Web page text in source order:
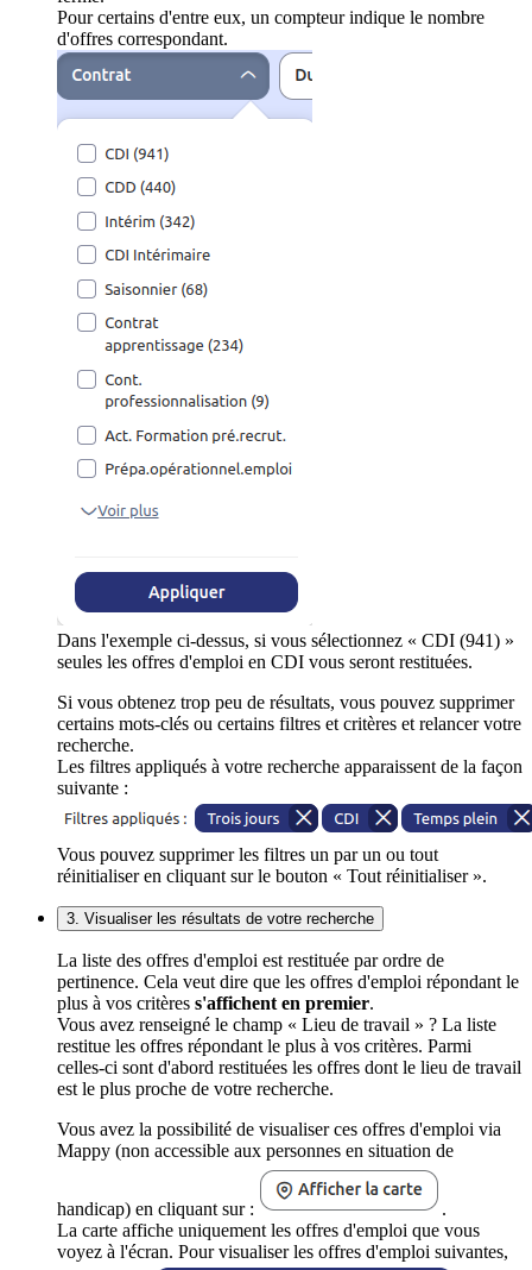
Pour certains d'entre eux, un compteur indique le nombre
d'offres correspondant.
Dans l'exemple ci-dessus, si vous sélectionnez « CDI (941) »
seules les offres d'emploi en CDI vous seront restituées.
Si vous obtenez trop peu de résultats, vous pouvez supprimer
certains mots-clés ou certains filtres et critères et relancer votre
recherche.
Les filtres appliqués à votre recherche apparaissent de la façon
suivante :
Vous pouvez supprimer les filtres un par un ou tout
réinitialiser en cliquant sur le bouton « Tout réinitialiser ».
3. Visualiser les résultats de votre recherche
La liste des offres d'emploi est restituée par ordre de
pertinence. Cela veut dire que les offres d'emploi répondant le
plus à vos critères s'affichent en premier.
Vous avez renseigné le champ « Lieu de travail » ? La liste
restitue les offres répondant le plus à vos critères. Parmi
celles-ci sont d'abord restituées les offres dont le lieu de travail
est le plus proche de votre recherche.
Vous avez la possibilité de visualiser ces offres d'emploi via
Mappy (non accessible aux personnes en situation de
handicap) en cliquant sur :
.
La carte affiche uniquement les offres d'emploi que vous
voyez à l'écran. Pour visualiser les offres d'emploi suivantes,